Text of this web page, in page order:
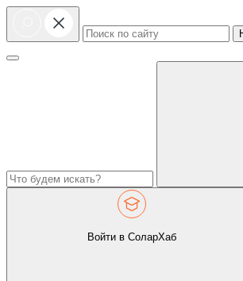
Войти в СоларХаб